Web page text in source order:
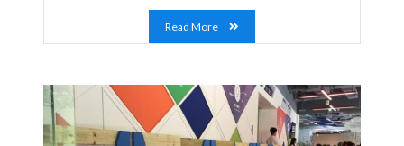
Read More